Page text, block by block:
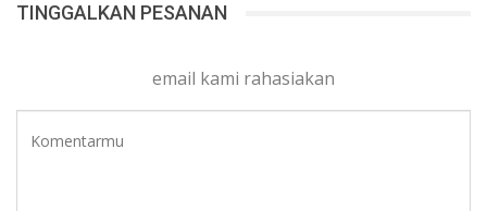
TINGGALKAN PESANAN
email kami rahasiakan